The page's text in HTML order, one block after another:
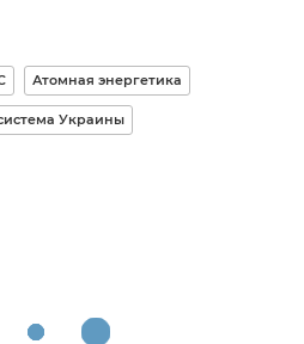
Атомная энергетика
Украины